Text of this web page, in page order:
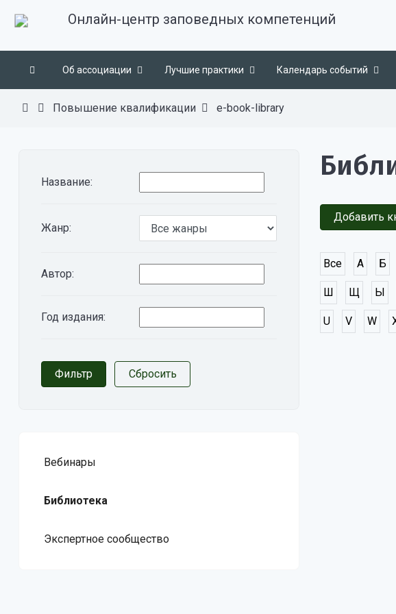
Онлайн-центр заповедных компетенций
Об ассоциации Лучшие практики Календарь событий
Повышение квалификации e-book-library
Название:
Жанр:
Автор:
Год издания:
Вебинары
Библиотека
Экспертное сообщество
Добавить
Все А Б
Ш Щ Ы
U V W